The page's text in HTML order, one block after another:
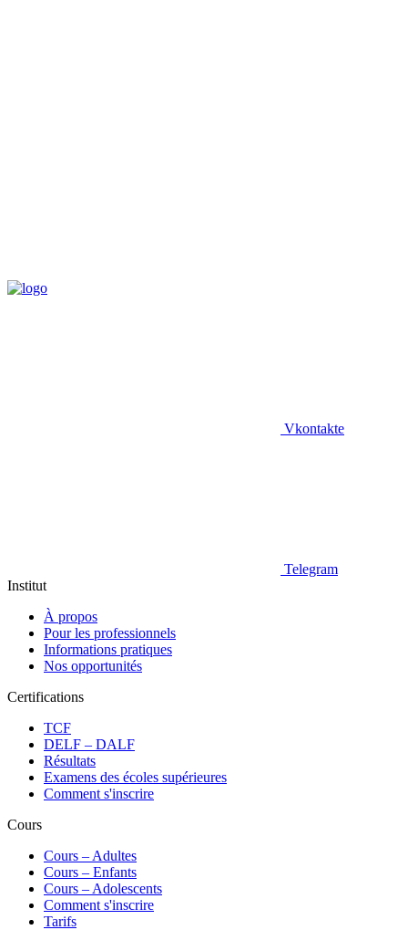
Vkontakte
Telegram
Institut
À propos
Pour les professionnels
Informations pratiques
Nos opportunités
Certifications
TCF
DELF – DALF
Résultats
Examens des écoles supérieures
Comment s'inscrire
Cours
Сours – Adultes
Cours – Enfants
Cours – Adolescents
Comment s'inscrire
Tarifs